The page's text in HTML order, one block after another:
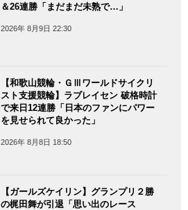
＆26連勝「まだまだ未熟で…」
2026年 8月9日 22:30
【和歌山競輪・ＧⅢワールドサイクリ
スト支援競輪】ラブレイセン 破格時計
で来日12連勝「日本のファンにパワー
を見せられて良かった」
2026年 8月8日 18:50
【ガールズケイリン】グランプリ２勝
の梶田舞が引退「思い出のレース